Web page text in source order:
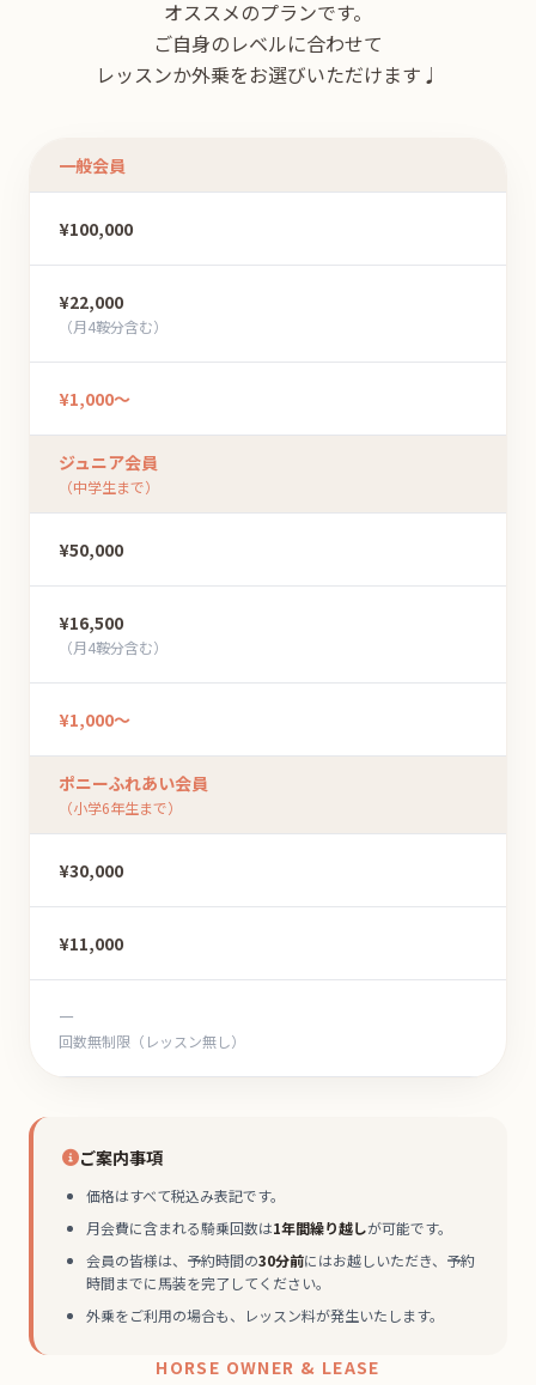
オススメのプランです。
ご自身のレベルに合わせて
レッスンか外乗をお選びいただけます♩
一般会員
¥100,000
¥22,000
（月4鞍分含む）
¥1,000〜
ジュニア会員
（中学生まで）
¥50,000
¥16,500
（月4鞍分含む）
¥1,000〜
ポニーふれあい会員
（小学6年生まで）
¥30,000
¥11,000
ー
回数無制限（レッスン無し）
ご案内事項
価格はすべて税込み表記です。
月会費に含まれる騎乗回数は1年間繰り越しが可能です。
会員の皆様は、予約時間の30分前にはお越しいただき、予約
時間までに馬装を完了してください。
外乗をご利用の場合も、レッスン料が発生いたします。
HORSE OWNER & LEASE